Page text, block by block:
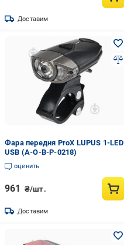
Доставим
Фара передня ProX LUPUS 1-LED
USB (A-O-B-P-0218)
оценить
961 ₴/шт.
Доставим